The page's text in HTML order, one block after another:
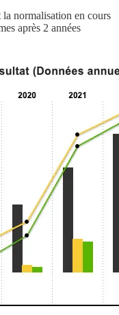
normalisation en cours
après 2 années